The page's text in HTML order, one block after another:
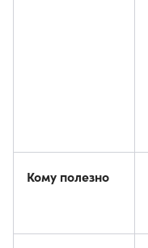
Кому полезно